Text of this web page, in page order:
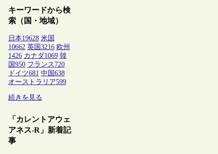
キーワードから検
索（国・地域）
日本19628 米国
10662 英国 3216 欧州
1426 カナダ1069 韓
国 950 フランス 720
ドイツ681 中国 638
オーストラリア599
続きを見る
「カレントアウェ
アネス-R」新着記
事